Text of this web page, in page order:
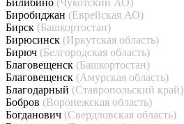
Билибино (Чукотский АО)
Биробиджан (Еврейская АО)
Бирск (Башкортостан)
Бирюсинск (Иркутская область)
Бирюч (Белгородская область)
Благовещенск (Башкортостан)
Благовещенск (Амурская область)
Благодарный (Ставропольский край)
Бобров (Воронежская область)
Богданович (Свердловская область)